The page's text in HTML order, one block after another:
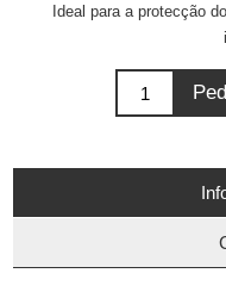
Ideal para a protecção